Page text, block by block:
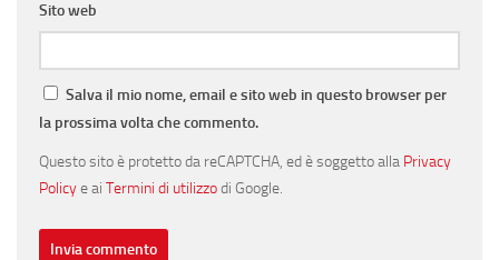
Sito web
Salva il mio nome, email e sito web in questo browser per
la prossima volta che commento.
Questo sito è protetto da reCAPTCHA, ed è soggetto alla Privacy
Policye ai Termini di utilizzodi Google.